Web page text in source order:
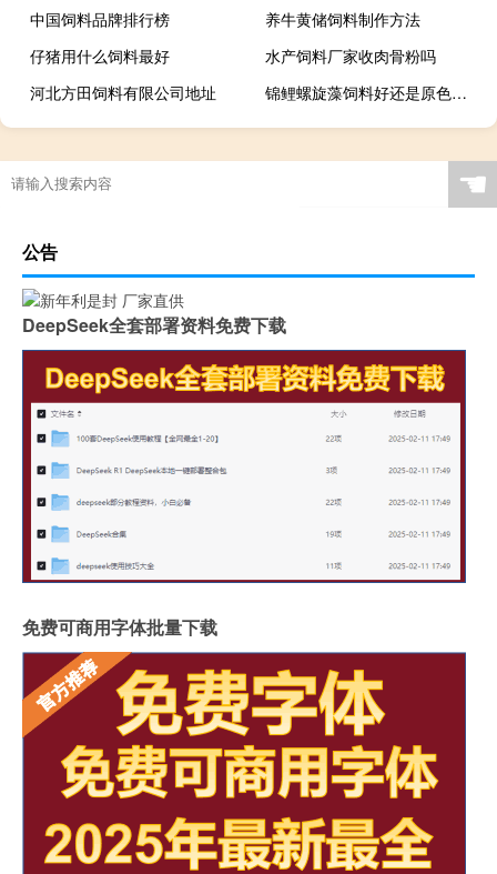
中国饲料品牌排行榜
养牛黄储饲料制作方法
仔猪用什么饲料最好
水产饲料厂家收肉骨粉吗
河北方田饲料有限公司地址
锦鲤螺旋藻饲料好还是原色饲料好
☚
公告
DeepSeek全套部署资料免费下载
免费可商用字体批量下载